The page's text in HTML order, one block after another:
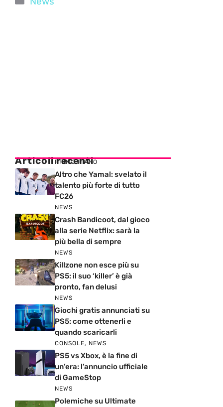
Articoli recenti
PRIMO PIANO
Altro che Yamal: svelato il
talento più forte di tutto
FC26
NEWS
Crash Bandicoot, dal gioco
alla serie Netflix: sarà la
più bella di sempre
NEWS
Killzone non esce più su
PS5: il suo ‘killer’ è già
pronto, fan delusi
NEWS
Giochi gratis annunciati su
PS5: come ottenerli e
quando scaricarli
CONSOLE, NEWS
PS5 vs Xbox, è la fine di
un’era: l’annuncio ufficiale
di GameStop
NEWS
Polemiche su Ultimate